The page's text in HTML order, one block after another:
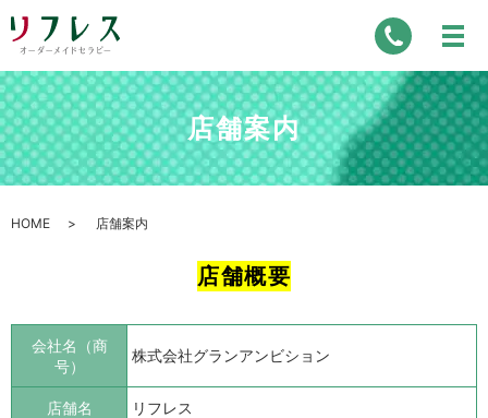
店舗案内
HOME 店舗案内
店舗概要
会社名（商
号）
株式会社グランアンビション
店舗名 リフレス